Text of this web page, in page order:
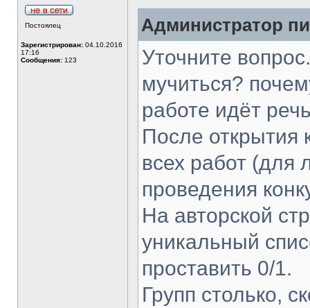
Постоялец
Зарегистрирован: 04.10.2016
17:16
Сообщения: 123
Администратор
Уточните
мучиться?
работе идёт
После открытия
всех работ (для
проведения
На авторской
уникальный
проставить 0/1.
Групп столько,